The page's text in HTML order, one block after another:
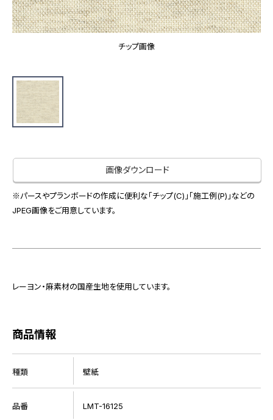
東京ショールーム
大阪ショールーム
仙台ショールーム
札幌ショールーム
お客様サポート
お客様サポート トップ
動画一覧
お手入れ便利帳
お問い合わせ（一般のお客様）
非住宅案件に関するお問い合わせ
インテリア事業
スペースソリューション事業
オフィスソリューション事業
ファシリティソリューション事業
会社情報
会社情報
チップ画像
画像ダウンロード
※パースやプランボードの作成に便利な「チップ(C)」「施工例(P)」などの
JPEG画像をご用意しています。
レーヨン・麻素材の国産生地を使用しています。
商品情報
種類 壁紙
品番 LMT-16125